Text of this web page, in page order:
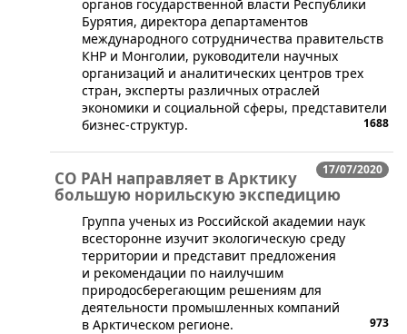
органов государственной власти Республики
Бурятия, директора департаментов
международного сотрудничества правительств
КНР и Монголии, руководители научных
организаций и аналитических центров трех
стран, эксперты различных отраслей
экономики и социальной сферы, представители
бизнес-структур.
1688
17/07/2020
СО РАН направляет в Арктику
большую норильскую экспедицию
​​Группа ученых из Российской академии наук
всесторонне изучит экологическую среду
территории и представит предложения
и рекомендации по наилучшим
природосберегающим решениям для
деятельности промышленных компаний
в Арктическом регионе.
973